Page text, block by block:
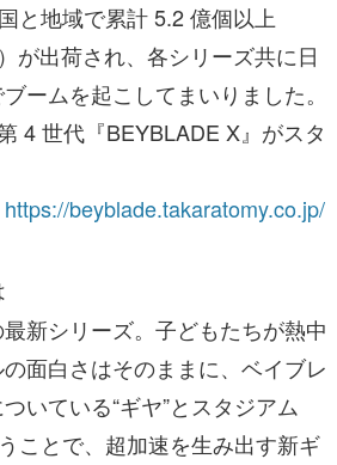
と地域で累計 5.2 億個以上
が出荷され、各シリーズ共に日
ームを起こしてまいりました。
4 世代『BEYBLADE X』がスタ
https://beyblade.takaratomy.co.jp/
最新シリーズ。子どもたちが熱中
面白さはそのままに、ベイブレ
いている“ギヤ”とスタジアム
ことで、超加速を生み出す新ギ